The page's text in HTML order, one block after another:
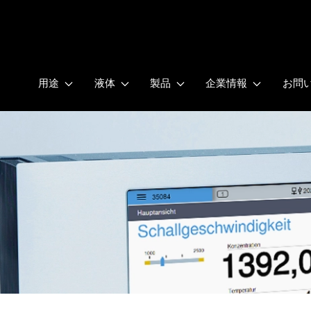
用途 液体 製品 企業情報 お問